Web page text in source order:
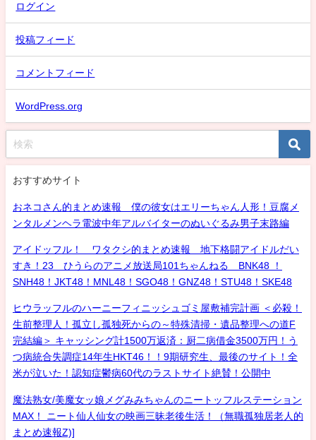
ログイン
投稿フィード
コメントフィード
WordPress.org
おすすめサイト
おネコさん的まとめ速報 僕の彼女はエリーちゃん人形！豆腐メ
ンタルメンヘラ電波中年アルバイターのぬいぐるみ男子末路編
アイドッフル！ ワタクシ的まとめ速報 地下格闘アイドルだい
すき！23 ひうらのアニメ放送局101ちゃんねる BNK48 ！
SNH48！JKT48！MNL48！SGO48！GNZ48！STU48！SKE48
ヒウラッフルのハーニーフィニッシュゴミ屋敷補完計画 ＜必殺！
生前整理人！孤立し孤独死からの～特殊清掃・遺品整理への道F
完結編＞ キャッシング計1500万返済：厨二病借金3500万円！う
つ病統合失調症14年生HKT46！！9期研究生、最後のサイト！全
米が泣いた！認知症鬱病60代のラストサイト絶賛！公開中
魔法熟女/美魔女ッ娘メグみみちゃんのニートッフルステーション
MAX！ ニート仙人仙女の映画三昧老後生活！（無職孤独居老人的
まとめ速報Z)]